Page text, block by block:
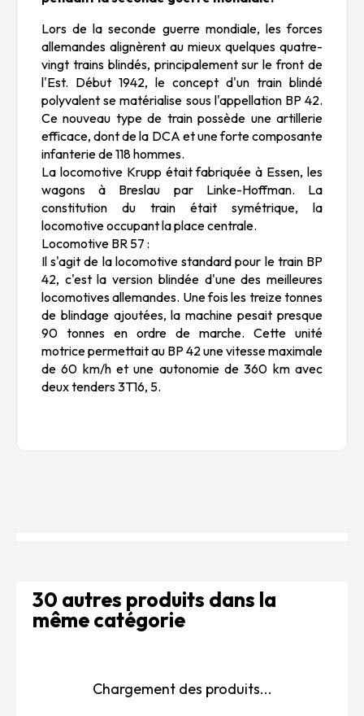
Lors de la seconde guerre mondiale, les forces
allemandes alignèrent au mieux quelques quatre-
vingt trains blindés, principalement sur le front de
l'Est. Début 1942, le concept d'un train blindé
polyvalent se matérialise sous l'appellation BP 42.
Ce nouveau type de train possède une artillerie
efficace, dont de la DCA et une forte composante
infanterie de 118 hommes.
La locomotive Krupp était fabriquée à Essen, les
wagons à Breslau par Linke-Hoffman. La
constitution du train était symétrique, la
locomotive occupant la place centrale.
Locomotive BR 57 :
Il s'agit de la locomotive standard pour le train BP
42, c'est la version blindée d'une des meilleures
locomotives allemandes. Une fois les treize tonnes
de blindage ajoutées, la machine pesait presque
90 tonnes en ordre de marche. Cette unité
motrice permettait au BP 42 une vitesse maximale
de 60 km/h et une autonomie de 360 km avec
deux tenders 3T16, 5.
30 autres produits dans la
même catégorie
Chargement des produits...